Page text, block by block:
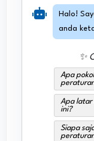
✨
Apa
Apa latar
ini?
Siapa
Halo!
anda